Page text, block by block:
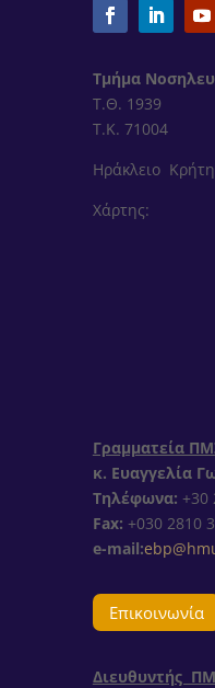
Τμήμα
Τ.Θ. 1939
Τ.Κ. 71004
Ηράκλειο
Χάρτης:
Γραμματεία
κ. Ευαγγελία
Τηλέφωνα: +30
Fax: +030 2810
e-mail:
Επικοινωνία
Διευθυντής